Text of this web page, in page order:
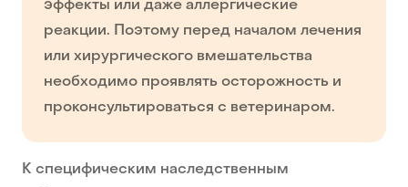
эффекты или даже аллергические
реакции. Поэтому перед началом лечения
или хирургического вмешательства
необходимо проявлять осторожность и
проконсультироваться с ветеринаром.
К специфическим наследственным